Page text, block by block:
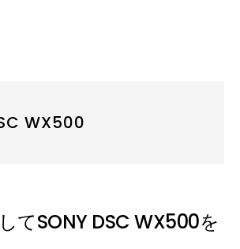
WX500
てSONY DSC WX500を